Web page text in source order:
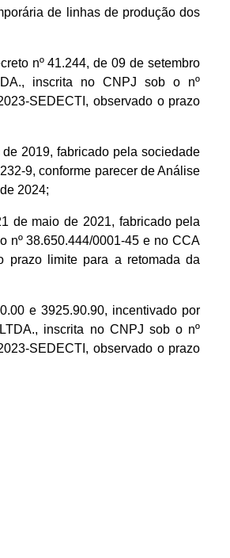
de linhas de produção dos
nº 41.244, de 09 de setembro
inscrita no CNPJ sob o nº
SEDECTI, observado o prazo
2019, fabricado pela sociedade
9, conforme parecer de Análise
2024;
de maio de 2021, fabricado pela
nº 38.650.444/0001-45 e no CCA
prazo limite para a retomada da
e 3925.90.90, incentivado por
inscrita no CNPJ sob o nº
SEDECTI, observado o prazo